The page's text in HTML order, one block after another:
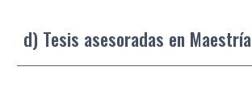
d) Tesis asesoradas en Maestría